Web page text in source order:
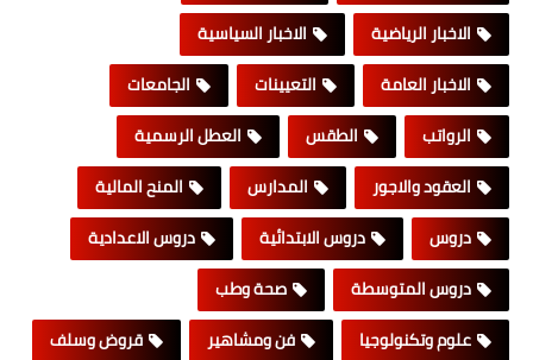
الاخبار الرياضية
الاخبار السياسية
الاخبار العامة
التعيينات
الجامعات
الرواتب
الطقس
العطل الرسمية
العقود والاجور
المدارس
المنح المالية
دروس
دروس الابتدائية
دروس الاعدادية
دروس المتوسطة
صحة وطب
علوم وتكنولوجيا
فن ومشاهير
قروض وسلف